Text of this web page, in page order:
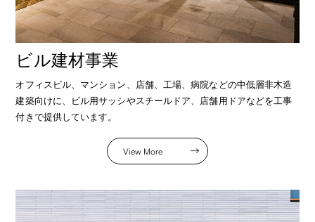
ビル建材事業
オフィスビル、マンション、店舗、工場、病院などの中低層非木造
建築向けに、ビル用サッシやスチールドア、店舗用ドアなどを工事
付きで提供しています。
View More